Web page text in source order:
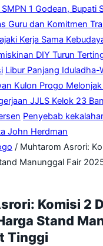
1 Godean, Bupati
Guru dan Komitmen
Kerja Sama
DIY Turun
Libur Panjang Iduladha-
Kulon Progo
JJLS Kelok 23
Penyebab
John Herdman
/ Muhtarom Asrori:
Manunggal Fair
Komisi 2
Stand
Tinggi